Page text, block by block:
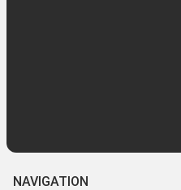
NAVIGATION